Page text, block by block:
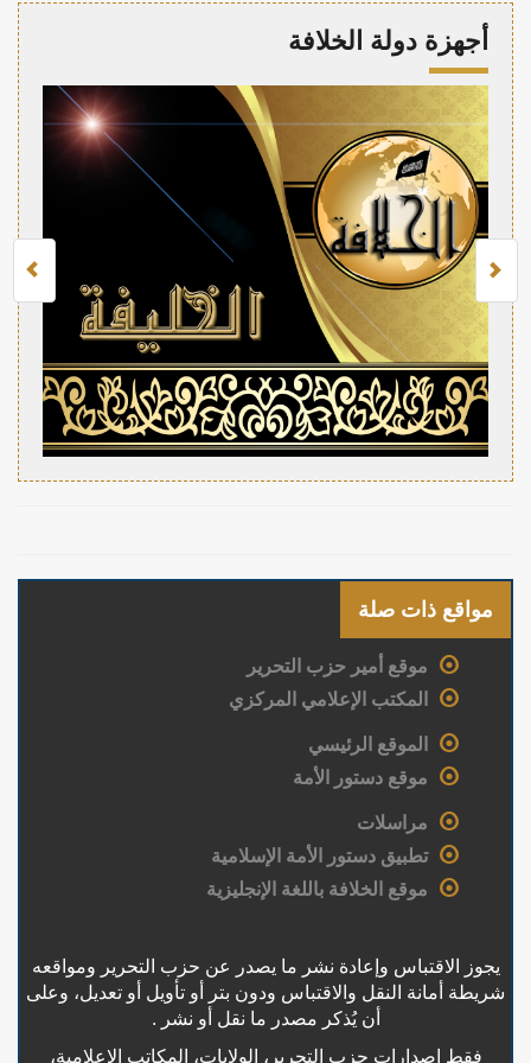
أجهزة دولة الخلافة
مواقع ذات صلة
موقع أمير حزب التحرير
المكتب الإعلامي المركزي
الموقع الرئيسي
موقع دستور الأمة
مراسلات
تطبيق دستور الأمة الإسلامية
موقع الخلافة باللغة الإنجليزية
يجوز الاقتباس وإعادة نشر ما يصدر عن حزب التحرير ومواقعه
شريطة أمانة النقل والاقتباس ودون بتر أو تأويل أو تعديل، وعلى
أن يُذكر مصدر ما نقل أو نشر .
فقط إصدارات حزب التحرير، الولايات، المكاتب الإعلامية،